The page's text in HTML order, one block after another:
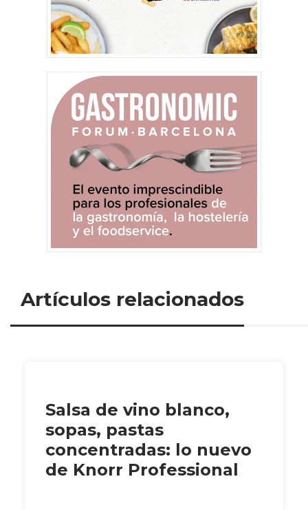
Artículos relacionados
Salsa de vino blanco,
sopas, pastas
concentradas: lo nuevo
de Knorr Professional